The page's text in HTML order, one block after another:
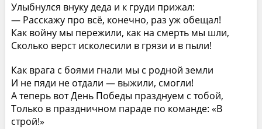
Улыбнулся внуку деда и к груди прижал:
— Расскажу про всё, конечно, раз уж обещал!
Как войну мы пережили, как на смерть мы шли,
Сколько верст исколесили в грязи и в пыли!
Как врага с боями гнали мы с родной земли
И не пяди не отдали — выжили, смогли!
А теперь вот День Победы празднуем с тобой,
Только в праздничном параде по команде: «В
строй!»